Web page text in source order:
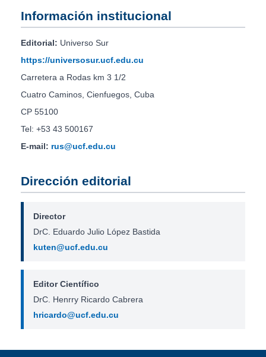
Información institucional
Editorial: Universo Sur
https://universosur.ucf.edu.cu
Carretera a Rodas km 3 1/2
Cuatro Caminos, Cienfuegos, Cuba
CP 55100
Tel: +53 43 500167
E-mail: rus@ucf.edu.cu
Dirección editorial
Director
DrC. Eduardo Julio López Bastida
kuten@ucf.edu.cu
Editor Científico
DrC. Henrry Ricardo Cabrera
hricardo@ucf.edu.cu